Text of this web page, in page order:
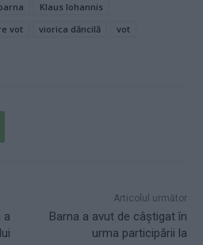
Klaus Iohannis
vot viorica dăncilă
vot
a
Articolul următor
Barna a avut de câștigat în
urma participării la